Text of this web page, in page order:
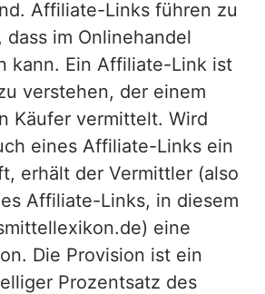
Affiliate-Links führen zu
dass im Onlinehandel
kann. Ein Affiliate-Link ist
verstehen, der einem
Käufer vermittelt. Wird
eines Affiliate-Links ein
erhält der Vermittler (also
Affiliate-Links, in diesem
eine
Die Provision ist ein
Prozentsatz des